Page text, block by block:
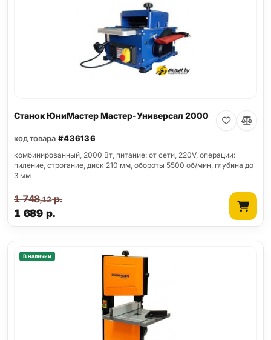
Станок ЮниМастер Мастер-Универсал 2000
код товара #436136
комбинированный, 2000 Вт, питание: от сети, 220V, операции:
пиление, строгание, диск 210 мм, обороты 5500 об/мин, глубина до
3 мм
1 689 р.
1 748,12р.
В наличии